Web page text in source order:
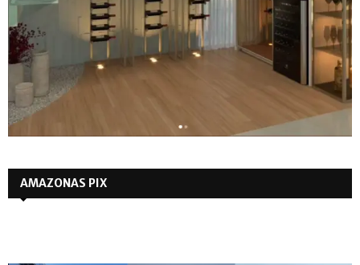
AMAZONAS PIX